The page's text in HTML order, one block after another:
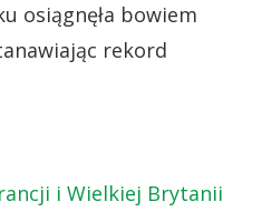
osiągnęła bowiem
rekord
i Wielkiej Brytanii